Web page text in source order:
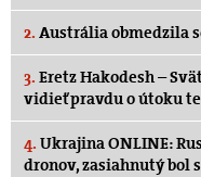
2. Austrália obmedzila
3. Eretz Hakodesh –
vidieť pravdu o útoku
4. Ukrajina ONLINE:
dronov, zasiahnutý bol